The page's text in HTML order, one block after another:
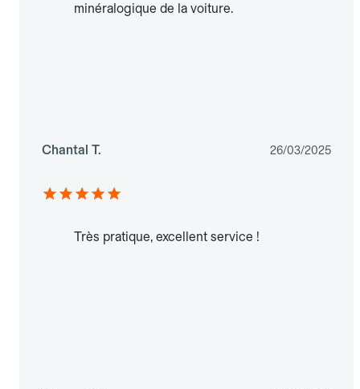
minéralogique de la voiture.
Chantal T. 26/03/2025
Très pratique, excellent service !